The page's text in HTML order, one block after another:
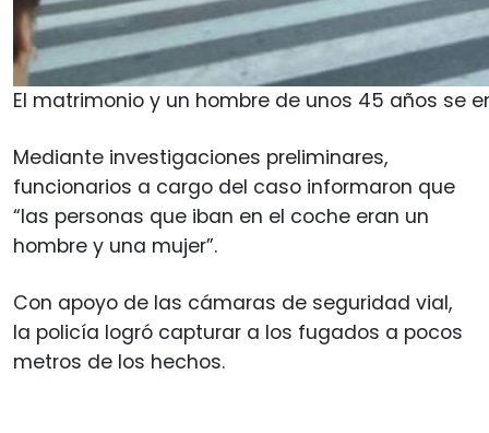
El matrimonio y un hombre de unos 45 años se
Mediante investigaciones preliminares,
funcionarios a cargo del caso informaron que
“las personas que iban en el coche eran un
hombre y una mujer”.
Con apoyo de las cámaras de seguridad vial,
la policía logró capturar a los fugados a pocos
metros de los hechos.